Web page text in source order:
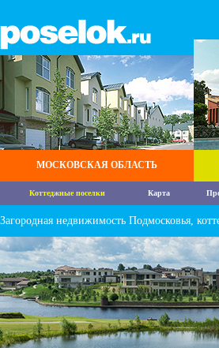
МОСКОВСКАЯ ОБЛАСТЬ
Коттеджные поселки Карта
Загородная недвижимость Подмосковья,